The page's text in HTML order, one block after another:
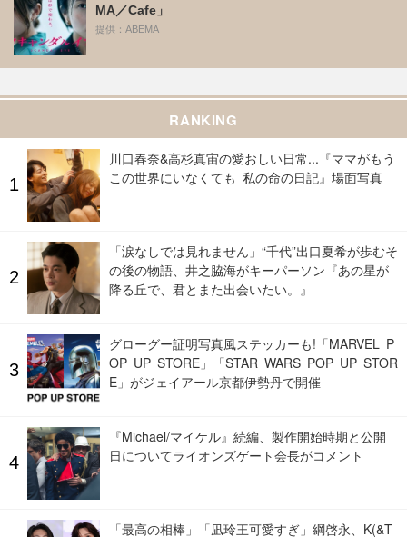
MA／Cafe」
提供：ABEMA
RANKING
川口春奈&高杉真宙の愛おしい日常...『ママがもう
この世界にいなくても 私の命の日記』場面写真
「涙なしでは見れません」“千代”出口夏希が歩むそ
の後の物語、井之脇海がキーパーソン『あの星が
降る丘で、君とまた出会いたい。』
グローグー証明写真風ステッカーも!「MARVEL P
OP UP STORE」「STAR WARS POP UP STOR
E」がジェイアール京都伊勢丹で開催
『Michael/マイケル』続編、製作開始時期と公開
日についてライオンズゲート会長がコメント
「最高の相棒」「凪玲王可愛すぎ」綱啓永、K(&T